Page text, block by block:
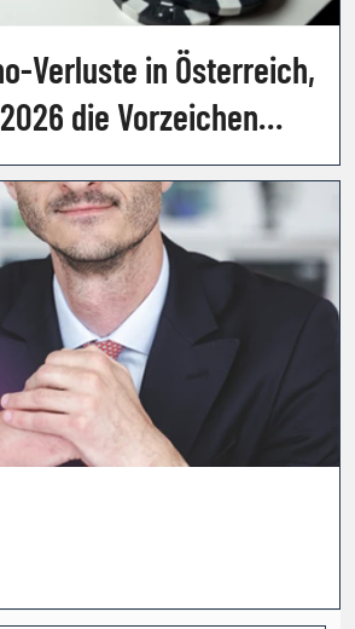
Verluste in Österreich,
die Vorzeichen